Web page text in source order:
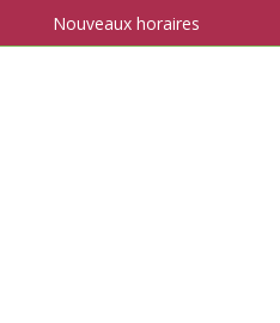
Nouveaux horaires